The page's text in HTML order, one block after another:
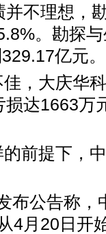
不理想，
。勘探
亿元。
，大庆华
达1663万
前提下，
布公告称，
4月20日开